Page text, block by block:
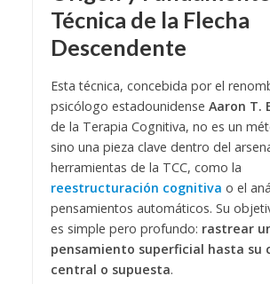
Técnica de la Flecha
Descendente
Esta técnica, concebida por el
psicólogo estadounidense Aaron T.
de la Terapia Cognitiva, no es un
sino una pieza clave dentro del
herramientas de la TCC, como la
reestructuración cognitiva o el
pensamientos automáticos. Su
es simple pero profundo: rastrear
pensamiento superficial hasta su
central o supuesta.